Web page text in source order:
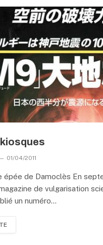
01/04/2011
épée de Damoclès En
de vulgarisation
un numéro…